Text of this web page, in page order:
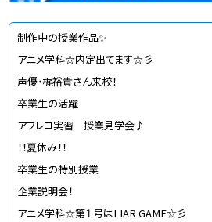
制作中の授業作品✨
アニメ学科☆内定出てます☆彡
声優・梶裕貴さん来校！
卒業生の活躍
アフレコ実習 授業見学会♪
！！夏休み！！
卒業生の特別授業
企業説明会！
アニメ学科☆第１号はLIAR GAME☆彡